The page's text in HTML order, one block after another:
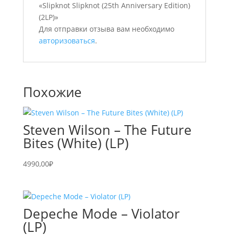
«Slipknot Slipknot (25th Anniversary Edition)
(2LP)»
Для отправки отзыва вам необходимо
авторизоваться.
Похожие
Steven Wilson – The Future
Bites (White) (LP)
4990,00₽
Depeche Mode – Violator
(LP)